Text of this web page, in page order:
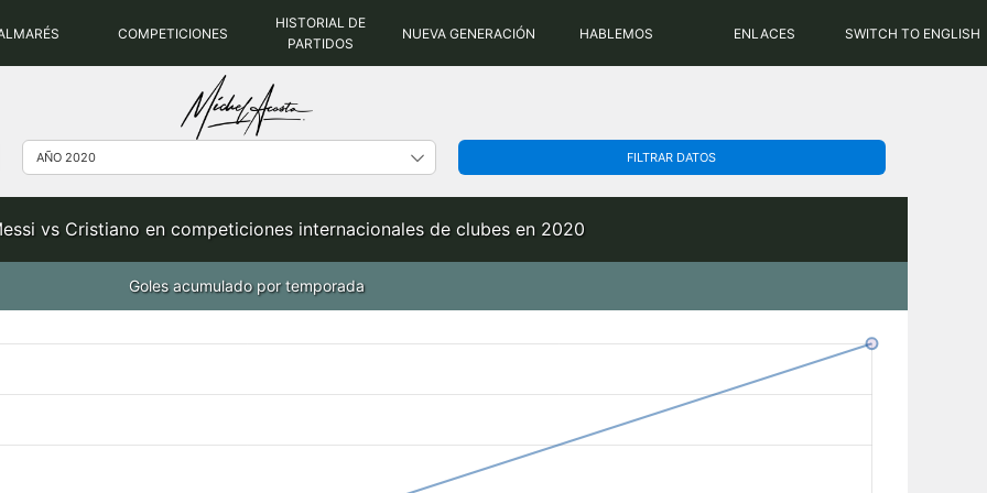
COMPETICIONES
HISTORIAL DE
PARTIDOS
NUEVA GENERACIÓN HABLEMOS ENLACES SWITCH TO ENGLISH
FILTRAR DATOS
vs Cristiano en competiciones internacionales de clubes en 2020
Goles acumulado por temporada